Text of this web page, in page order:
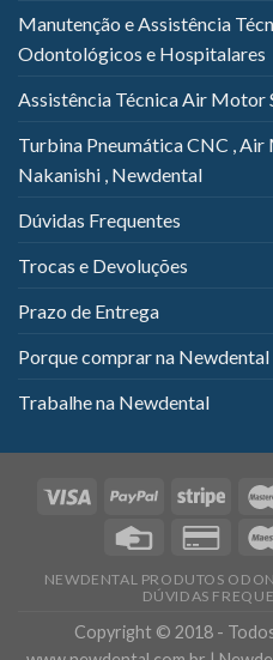
Manutenção e Assistência
Odontológicos e Hospitalares
Assistência Técnica Air Motor
Turbina Pneumática CNC ,
Nakanishi , Newdental
Dúvidas Frequentes
Trocas e Devoluções
Prazo de Entrega
Porque comprar na
Trabalhe na Newdental
NEWDENTAL PRODUTOS
DÚVIDAS
Copyright © 2018 -